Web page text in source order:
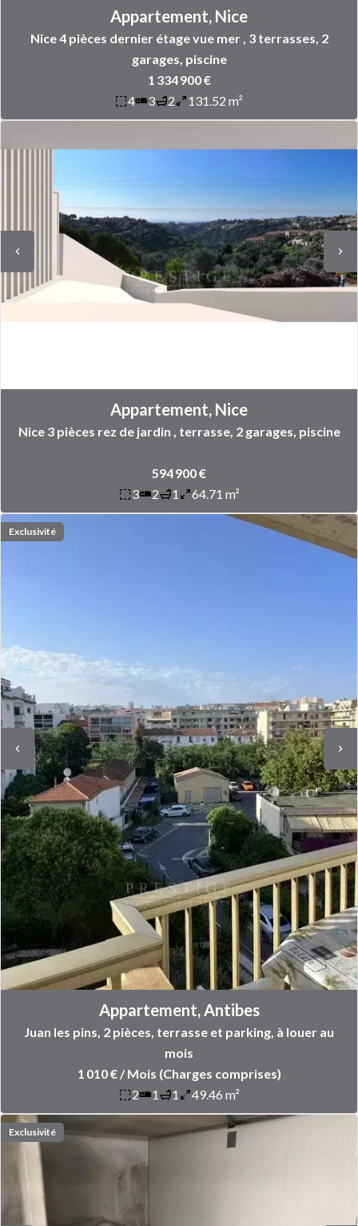
Appartement, Nice
Nice 4 pièces dernier étage vue mer , 3 terrasses, 2
garages, piscine
1 334 900 €
4
3 2 131.52 m²
Appartement, Nice
Nice 3 pièces rez de jardin , terrasse, 2 garages, piscine
594 900 €
3
2 1 64.71 m²
Exclusivité
Appartement, Antibes
Juan les pins, 2 pièces, terrasse et parking, à louer au
mois
1 010 € / Mois (Charges comprises)
2
1 1 49.46 m²
Exclusivité